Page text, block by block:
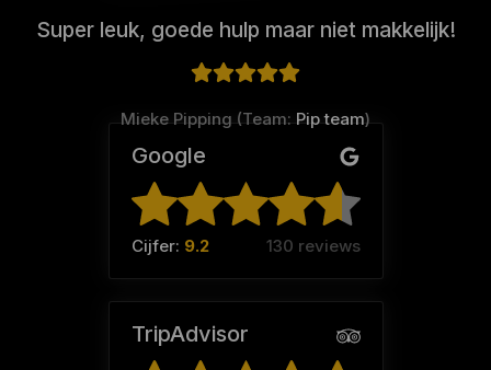
Super leuk, goede hulp maar niet makkelijk!
Mieke Pipping (Team: Pip team)
Google
Cijfer: 9.2 130 reviews
TripAdvisor